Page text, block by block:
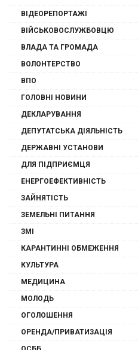
ВІДЕОРЕПОРТАЖІ
ВІЙСЬКОВОСЛУЖБОВЦЮ
ВЛАДА ТА ГРОМАДА
ВОЛОНТЕРСТВО
ВПО
ГОЛОВНІ НОВИНИ
ДЕКЛАРУВАННЯ
ДЕПУТАТСЬКА ДІЯЛЬНІСТЬ
ДЕРЖАВНІ УСТАНОВИ
ДЛЯ ПІДПРИЄМЦЯ
ЕНЕРГОЕФЕКТИВНІСТЬ
ЗАЙНЯТІСТЬ
ЗЕМЕЛЬНІ ПИТАННЯ
ЗМІ
КАРАНТИННІ ОБМЕЖЕННЯ
КУЛЬТУРА
МЕДИЦИНА
МОЛОДЬ
ОГОЛОШЕННЯ
ОРЕНДА/ПРИВАТИЗАЦІЯ